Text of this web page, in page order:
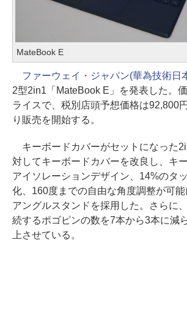
MateBook E
ファーウェイ・ジャパン(華為技術日
2型2in1「MateBook E」を発表した。
ライスで、税別店頭予想価格は92,800
り販売を開始する。
キーボードカバーがセットになった
対してキーボードカバーを改良し、キ
アイソレーションデザイン、14%のタ
化、160度までの自由な角度調整が可
アングルスタンドを採用した。さらに
続するポゴピンの数を7本から3本に減
上させている。